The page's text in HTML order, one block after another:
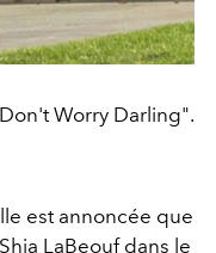
Worry Darling".
est annoncée que
LaBeouf dans le